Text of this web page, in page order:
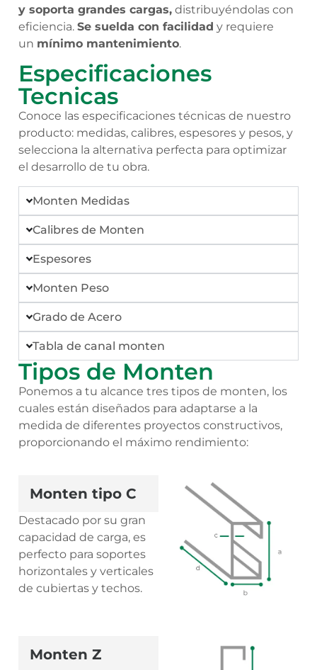
y soporta grandes cargas, distribuyéndolas con
eficiencia. Se suelda con facilidad y requiere
un mínimo mantenimiento.
Especificaciones
Tecnicas
Conoce las especificaciones técnicas de nuestro
producto: medidas, calibres, espesores y pesos, y
selecciona la alternativa perfecta para optimizar
el desarrollo de tu obra.
Monten Medidas
Calibres de Monten
Espesores
Monten Peso
Grado de Acero
Tabla de canal monten
Tipos de Monten
Ponemos a tu alcance tres tipos de monten, los
cuales están diseñados para adaptarse a la
medida de diferentes proyectos constructivos,
proporcionando el máximo rendimiento:
Monten tipo C
Destacado por su gran
capacidad de carga, es
perfecto para soportes
horizontales y verticales
de cubiertas y techos.
Monten Z